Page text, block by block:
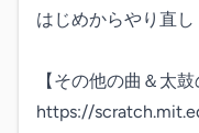
はじめからやり直
【その他の曲＆太
https://